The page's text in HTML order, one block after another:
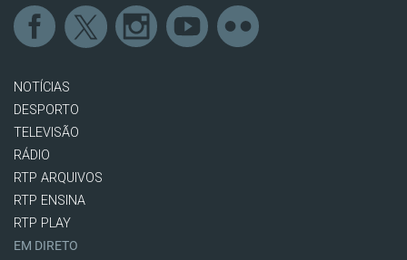
NOTÍCIAS
DESPORTO
TELEVISÃO
RÁDIO
RTP ARQUIVOS
RTP ENSINA
RTP PLAY
EM DIRETO